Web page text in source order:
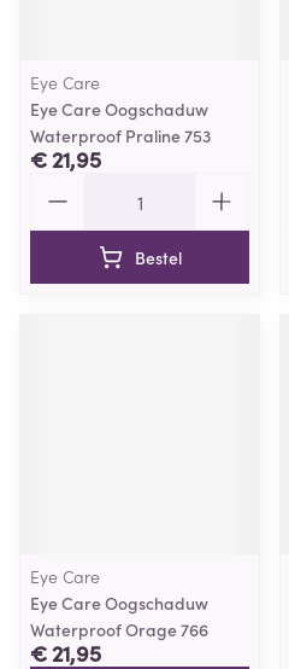
Eye Care
Eye Care Oogschaduw
Waterproof Praline 753
€ 21,95
Bestel
Eye Care
Eye Care Oogschaduw
Waterproof Orage 766
€ 21,95